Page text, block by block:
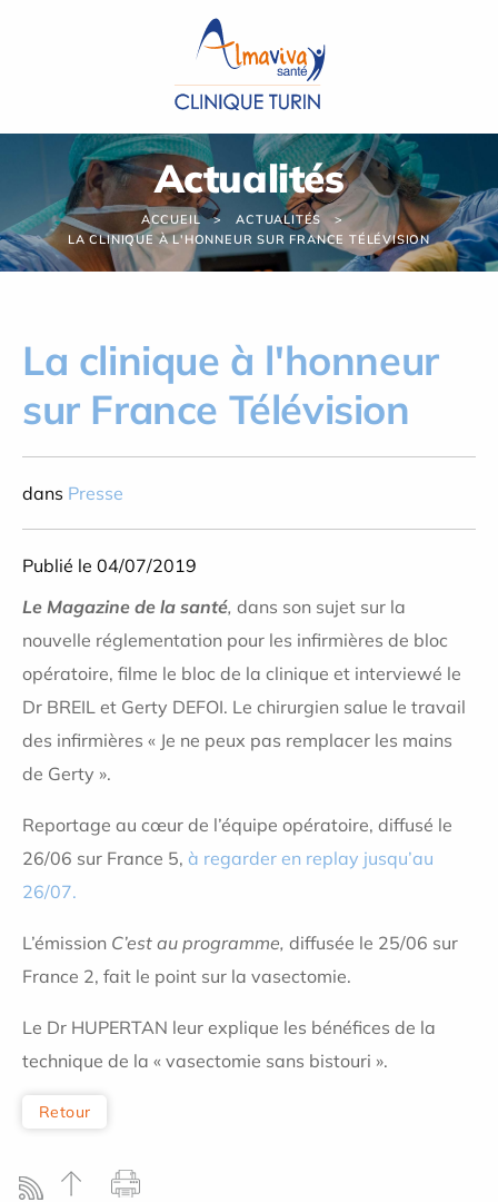
Actualités
ACCUEIL
ACTUALITÉS
LA CLINIQUE À L'HONNEUR SUR FRANCE TÉLÉVISION
La clinique à l'honneur
sur France Télévision
dans Presse
Publié le 04/07/2019
Le Magazine de la santé, dans son sujet sur la
nouvelle réglementation pour les infirmières de bloc
opératoire, filme le bloc de la clinique et interviewé le
Dr BREIL et Gerty DEFOI. Le chirurgien salue le travail
des infirmières « Je ne peux pas remplacer les mains
de Gerty ».
Reportage au cœur de l’équipe opératoire, diffusé le
26/06 sur France 5, à regarder en replay jusqu’au
26/07.
L’émission C’est au programme, diffusée le 25/06 sur
France 2, fait le point sur la vasectomie.
Le Dr HUPERTAN leur explique les bénéfices de la
technique de la « vasectomie sans bistouri ».
Retour
Panneau de gestion des cookies